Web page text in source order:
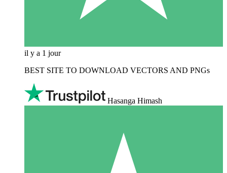
il y a 1 jour
BEST SITE TO DOWNLOAD VECTORS AND PNGs
Hasanga Himash